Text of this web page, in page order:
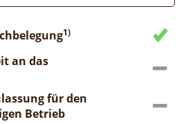
1)
an das
für den
Betrieb